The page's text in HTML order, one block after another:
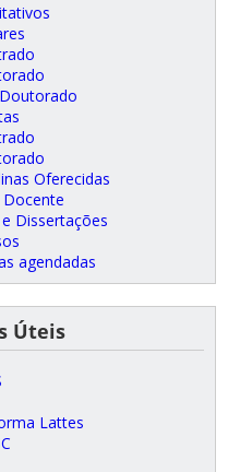
Oferecidas
Dissertações
agendadas
Úteis
Lattes